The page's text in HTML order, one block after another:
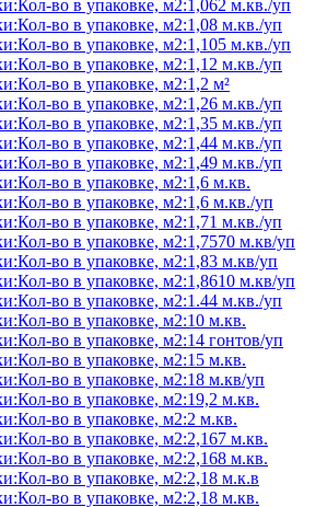
во в упаковке, м2:1,062 м.кв./уп
во в упаковке, м2:1,08 м.кв./уп
во в упаковке, м2:1,105 м.кв./уп
во в упаковке, м2:1,12 м.кв./уп
во в упаковке, м2:1,2 м²
во в упаковке, м2:1,26 м.кв./уп
во в упаковке, м2:1,35 м.кв./уп
во в упаковке, м2:1,44 м.кв./уп
во в упаковке, м2:1,49 м.кв./уп
во в упаковке, м2:1,6 м.кв.
во в упаковке, м2:1,6 м.кв./уп
во в упаковке, м2:1,71 м.кв./уп
во в упаковке, м2:1,7570 м.кв/уп
во в упаковке, м2:1,83 м.кв/уп
во в упаковке, м2:1,8610 м.кв/уп
во в упаковке, м2:1.44 м.кв./уп
во в упаковке, м2:10 м.кв.
во в упаковке, м2:14 гонтов/уп
во в упаковке, м2:15 м.кв.
во в упаковке, м2:18 м.кв/уп
во в упаковке, м2:19,2 м.кв.
во в упаковке, м2:2 м.кв.
во в упаковке, м2:2,167 м.кв.
во в упаковке, м2:2,168 м.кв.
во в упаковке, м2:2,18 м.к.в
во в упаковке, м2:2,18 м.кв.